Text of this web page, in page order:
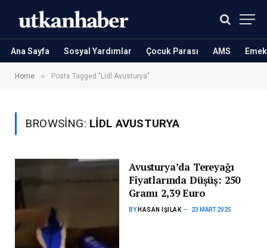
Ana Sayfa Sosyal Yardımlar Çocuk Parası AMS
Home » Posts Tagged "Lidl Avusturya"
BROWSING: LIDL AVUSTURYA
Avusturya’da Tereyağı
Fiyatlarında Düşüş: 250
Gramı 2,39 Euro
BY HASAN IŞILAK 23 MART 2025